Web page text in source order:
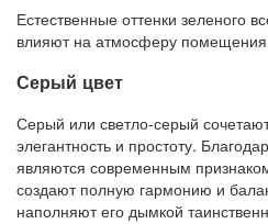
Естественные оттенки зеленого
влияют на атмосферу
Серый цвет
Серый или светло-серый
элегантность и простоту.
являются современным
создают полную гармонию и
наполняют его дымкой